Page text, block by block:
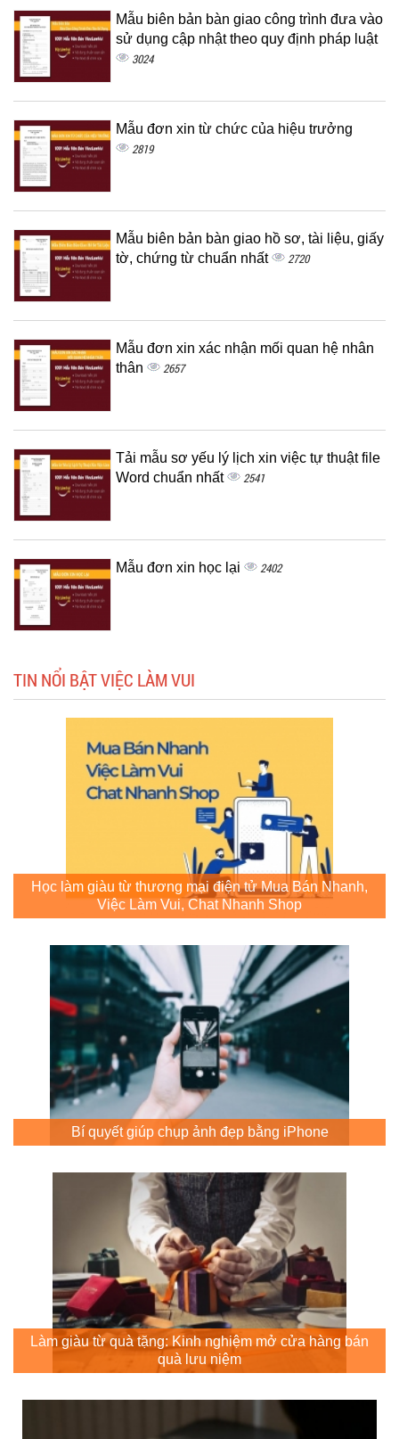
Mẫu biên bản bàn giao công trình đưa vào
sử dụng cập nhật theo quy định pháp luật
3024
Mẫu đơn xin từ chức của hiệu trưởng
2819
Mẫu biên bản bàn giao hồ sơ, tài liệu, giấy
tờ, chứng từ chuẩn nhất
2720
Mẫu đơn xin xác nhận mối quan hệ nhân
thân
2657
Tải mẫu sơ yếu lý lịch xin việc tự thuật file
Word chuẩn nhất
2541
Mẫu đơn xin học lại 2402
TIN NỔI BẬT VIỆC LÀM VUI
Học làm giàu từ thương mại điện tử Mua Bán Nhanh,
Việc Làm Vui, Chat Nhanh Shop
Bí quyết giúp chụp ảnh đẹp bằng iPhone
Làm giàu từ quà tặng: Kinh nghiệm mở cửa hàng bán
quà lưu niệm